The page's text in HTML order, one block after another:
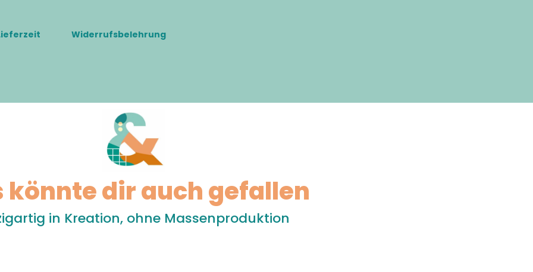
Widerrufsbelehrung
könnte dir auch gefallen
in Kreation, ohne Massenproduktion